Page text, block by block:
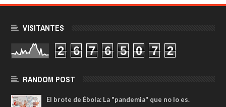
VISITANTES
2 6 7 6 5 0 7 2
RANDOM POST
El brote de Ébola: La "pandemia" que no lo es.